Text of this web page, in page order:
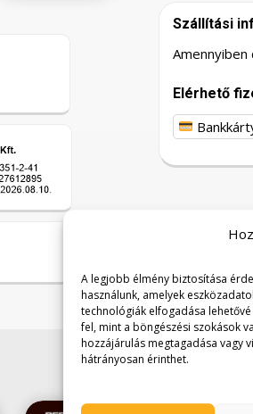
A legjobb élmény biztosítása
használunk, amelyek
technológiák elfogadása
fel, mint a böngészési szokások
hozzájárulás megtagadása vagy
hátrányosan érinthet.
Szállítási
Elérhető